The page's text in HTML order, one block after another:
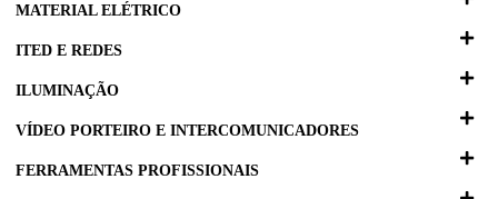
MATERIAL ELÉTRICO
ITED E REDES
ILUMINAÇÃO
VÍDEO PORTEIRO E INTERCOMUNICADORES
FERRAMENTAS PROFISSIONAIS